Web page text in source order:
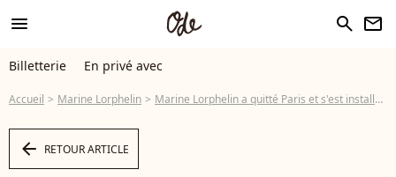
menu search newsletter
Billetterie En privé avec
Accueil Marine Lorphelin Marine Lorphelin a quitté Paris et s'est installée à plus de 500 kilomètres pour son compagnon Stan
arrow_left RETOUR ARTICLE